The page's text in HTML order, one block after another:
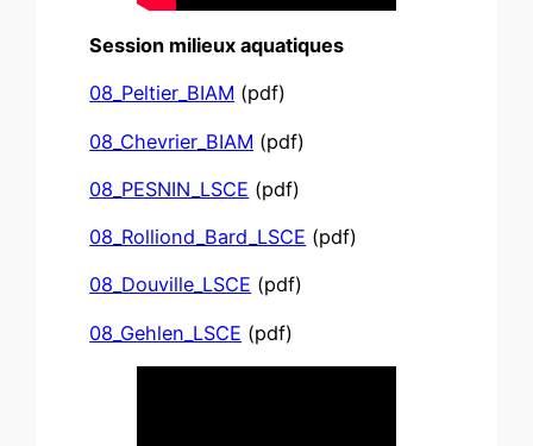
Session milieux aquatiques
08_Peltier_BIAM (pdf)
08_Chevrier_BIAM (pdf)
08_PESNIN_LSCE (pdf)
08_Rolliond_Bard_LSCE (pdf)
08_Douville_LSCE (pdf)
08_Gehlen_LSCE (pdf)